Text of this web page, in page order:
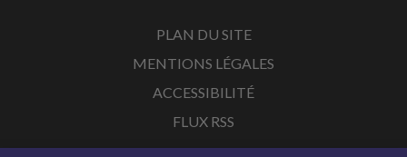
PLAN DU SITE
MENTIONS LÉGALES
ACCESSIBILITÉ
FLUX RSS